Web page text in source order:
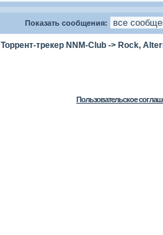
Показать сообщения:
Торрент-трекер NNM-Club -> Rock,
Пользовательское